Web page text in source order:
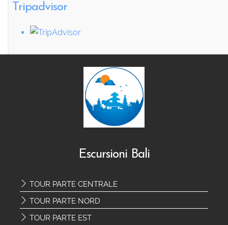
Tripadvisor
Escursioni Bali
TOUR PARTE CENTRALE
TOUR PARTE NORD
TOUR PARTE EST